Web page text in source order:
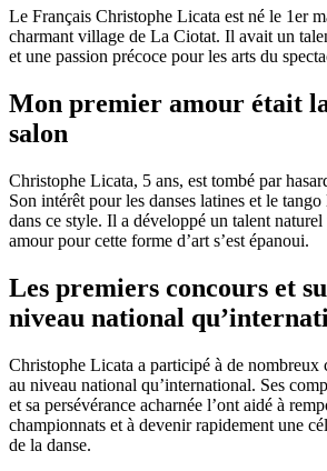
Le Français Christophe Licata est né le 1er
charmant village de La Ciotat. Il avait un
et une passion précoce pour les arts du
Mon premier amour était
salon
Christophe Licata, 5 ans, est tombé par
Son intérêt pour les danses latines et le tango
dans ce style. Il a développé un talent naturel
amour pour cette forme d’art s’est épanoui.
Les premiers concours et
niveau national
Christophe Licata a participé à de nombreux
au niveau national qu’international. Ses
et sa persévérance acharnée l’ont aidé à
championnats et à devenir rapidement une
de la danse.